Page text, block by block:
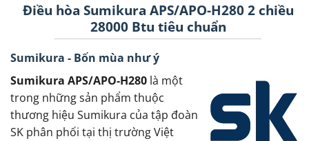
Điều hòa Sumikura APS/APO-H280 2 chiều
28000 Btu tiêu chuẩn
Sumikura - Bốn mùa như ý
Sumikura APS/APO-H280 là một
trong những sản phẩm thuộc
thương hiệu Sumikura của tập đoàn
SK phân phối tại thị trường Việt